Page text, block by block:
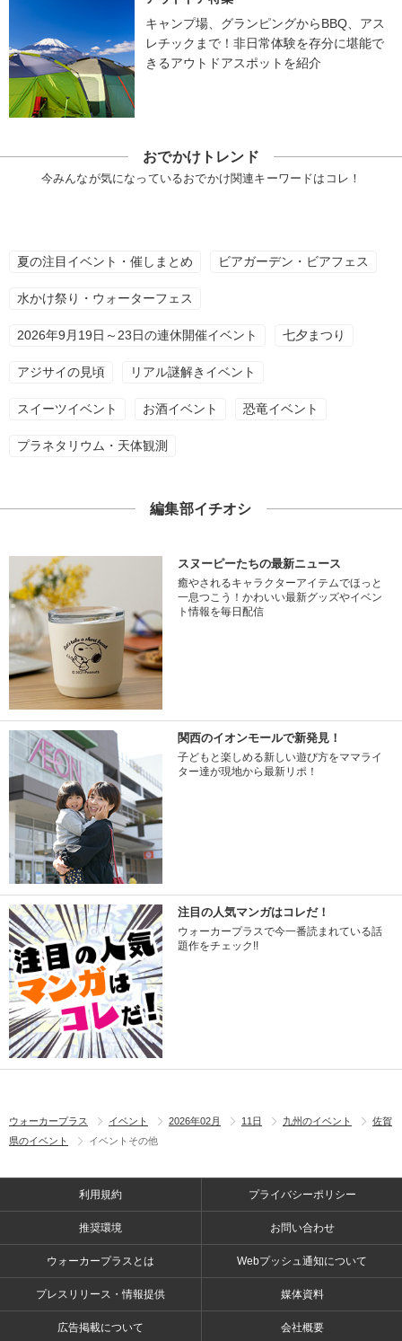
キャンプ場、グランピングからBBQ、アス
レチックまで！非日常体験を存分に堪能で
きるアウトドアスポットを紹介
おでかけトレンド
今みんなが気になっているおでかけ関連キーワードはコレ！
夏の注目イベント・催しまとめ ビアガーデン・ビアフェス
水かけ祭り・ウォーターフェス
2026年9月19日～23日の連休開催イベント 七夕まつり
アジサイの見頃 リアル謎解きイベント
スイーツイベント お酒イベント 恐竜イベント
プラネタリウム・天体観測
編集部イチオシ
スヌーピーたちの最新ニュース
癒やされるキャラクターアイテムでほっと
一息つこう！かわいい最新グッズやイベン
ト情報を毎日配信
関西のイオンモールで新発見！
子どもと楽しめる新しい遊び方をママライ
ター達が現地から最新リポ！
注目の人気マンガはコレだ！
ウォーカープラスで今一番読まれている話
題作をチェック!!
ウォーカープラス イベント 2026年02月 11日 九州のイベント
佐賀
県のイベント
イベントその他
利用規約 プライバシーポリシー
推奨環境 お問い合わせ
ウォーカープラスとは Webプッシュ通知について
プレスリリース・情報提供 媒体資料
広告掲載について 会社概要